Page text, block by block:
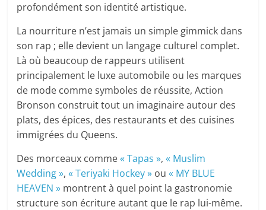
profondément son identité artistique.
La nourriture n’est jamais un simple gimmick dans
son rap ; elle devient un langage culturel complet.
Là où beaucoup de rappeurs utilisent
principalement le luxe automobile ou les marques
de mode comme symboles de réussite, Action
Bronson construit tout un imaginaire autour des
plats, des épices, des restaurants et des cuisines
immigrées du Queens.
Des morceaux comme« Tapas »,« Muslim
Wedding »,« Teriyaki Hockey » ou« MY BLUE
HEAVEN » montrent à quel point la gastronomie
structure son écriture autant que le rap lui-même.